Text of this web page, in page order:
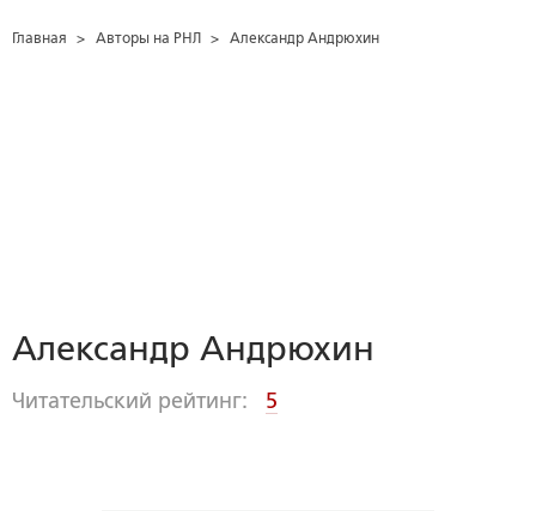
Главная > Авторы на РНЛ > Александр Андрюхин
Александр Андрюхин
Читательский рейтинг: 5